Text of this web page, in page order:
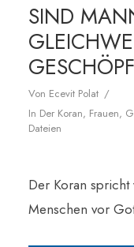
SIND
Von Ecevit Polat
In Der Koran, Frauen,
Dateien
Der Koran
Menschen vor